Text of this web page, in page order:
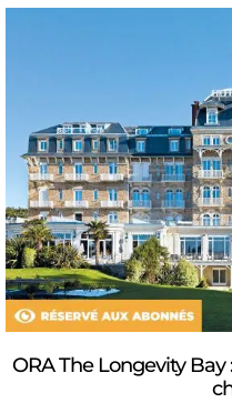
ORA The Longevity